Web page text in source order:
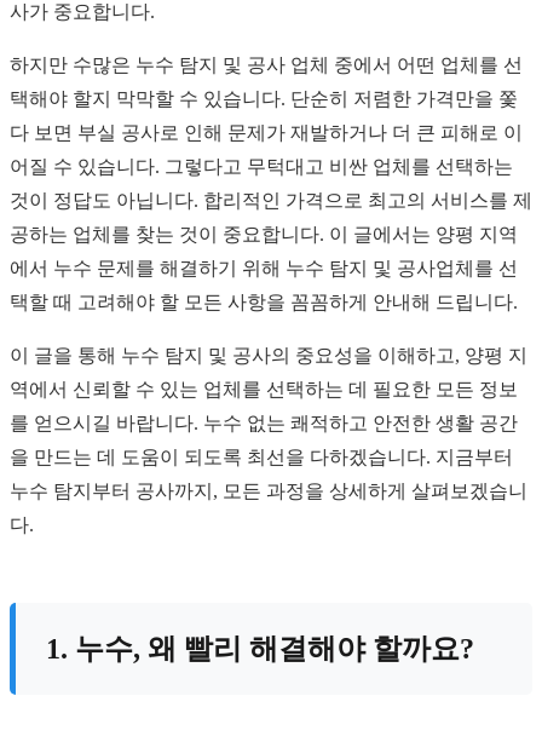
사가 중요합니다.
하지만 수많은 누수 탐지 및 공사 업체 중에서 어떤 업체를 선
택해야 할지 막막할 수 있습니다. 단순히 저렴한 가격만을 쫓
다 보면 부실 공사로 인해 문제가 재발하거나 더 큰 피해로 이
어질 수 있습니다. 그렇다고 무턱대고 비싼 업체를 선택하는
것이 정답도 아닙니다. 합리적인 가격으로 최고의 서비스를 제
공하는 업체를 찾는 것이 중요합니다. 이 글에서는 양평 지역
에서 누수 문제를 해결하기 위해 누수 탐지 및 공사업체를 선
택할 때 고려해야 할 모든 사항을 꼼꼼하게 안내해 드립니다.
이 글을 통해 누수 탐지 및 공사의 중요성을 이해하고, 양평 지
역에서 신뢰할 수 있는 업체를 선택하는 데 필요한 모든 정보
를 얻으시길 바랍니다. 누수 없는 쾌적하고 안전한 생활 공간
을 만드는 데 도움이 되도록 최선을 다하겠습니다. 지금부터
누수 탐지부터 공사까지, 모든 과정을 상세하게 살펴보겠습니
다.
1. 누수, 왜 빨리 해결해야 할까요?